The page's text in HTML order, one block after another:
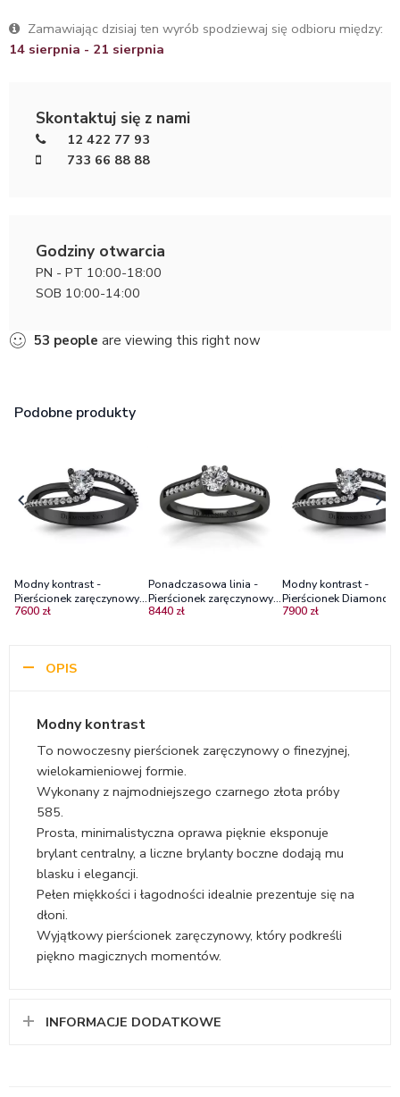
Zamawiając dzisiaj ten wyrób spodziewaj się odbioru między:
14 sierpnia - 21 sierpnia
Skontaktuj się z nami
12 422 77 93
733 66 88 88
Godziny otwarcia
PN - PT 10:00-18:00
SOB 10:00-14:00
53 people are viewing this right now
Podobne produkty
Modny kontrast -
Pierścionek zaręczynowy z
czarnego złota z
7600 zł
Ponadczasowa linia -
Pierścionek zaręczynowy z
czarnego złota z
8440 zł
Modny kontrast -
Pierścionek Diamond
czarne złoto, diamenty
7900 zł
OPIS
Modny kontrast
To nowoczesny pierścionek zaręczynowy o finezyjnej,
wielokamieniowej formie.
Wykonany z najmodniejszego czarnego złota próby
585.
Prosta, minimalistyczna oprawa pięknie eksponuje
brylant centralny, a liczne brylanty boczne dodają mu
blasku i elegancji.
Pełen miękkości i łagodności idealnie prezentuje się na
dłoni.
Wyjątkowy pierścionek zaręczynowy, który podkreśli
piękno magicznych momentów.
INFORMACJE DODATKOWE